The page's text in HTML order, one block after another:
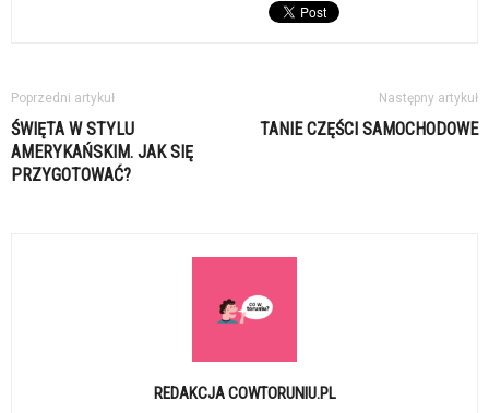
Poprzedni artykuł
ŚWIĘTA W STYLU
AMERYKAŃSKIM. JAK SIĘ
PRZYGOTOWAĆ?
Następny artykuł
TANIE CZĘŚCI SAMOCHODOWE
REDAKCJA COWTORUNIU.PL